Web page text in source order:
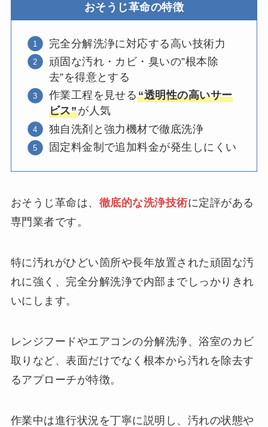
おそうじ革命の特徴
完全分解洗浄に対応する高い技術力
頑固な汚れ・カビ・臭いの”根本除
去”を得意とする
作業工程を見せる“透明性の高いサー
ビス”が人気
独自洗剤と強力機材で徹底洗浄
固定料金制で追加料金が発生しにくい
おそうじ革命は、 徹底的な洗浄技術に定評がある
専門業者です。
特に汚れがひどい箇所や長年放置された頑固な汚
れに強く、完全分解洗浄で内部までしっかりきれ
いにします。
レンジフードやエアコンの分解洗浄、浴室のカビ
取りなど、表面だけでなく根本から汚れを除去す
るアプローチが特徴。
作業中は進行状況を丁寧に説明し、汚れの状態や